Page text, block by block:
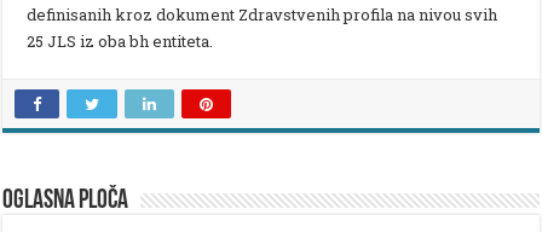
definisanih kroz dokument Zdravstvenih profila na nivou svih
25 JLS iz oba bh entiteta.
OGLASNA PLOČA